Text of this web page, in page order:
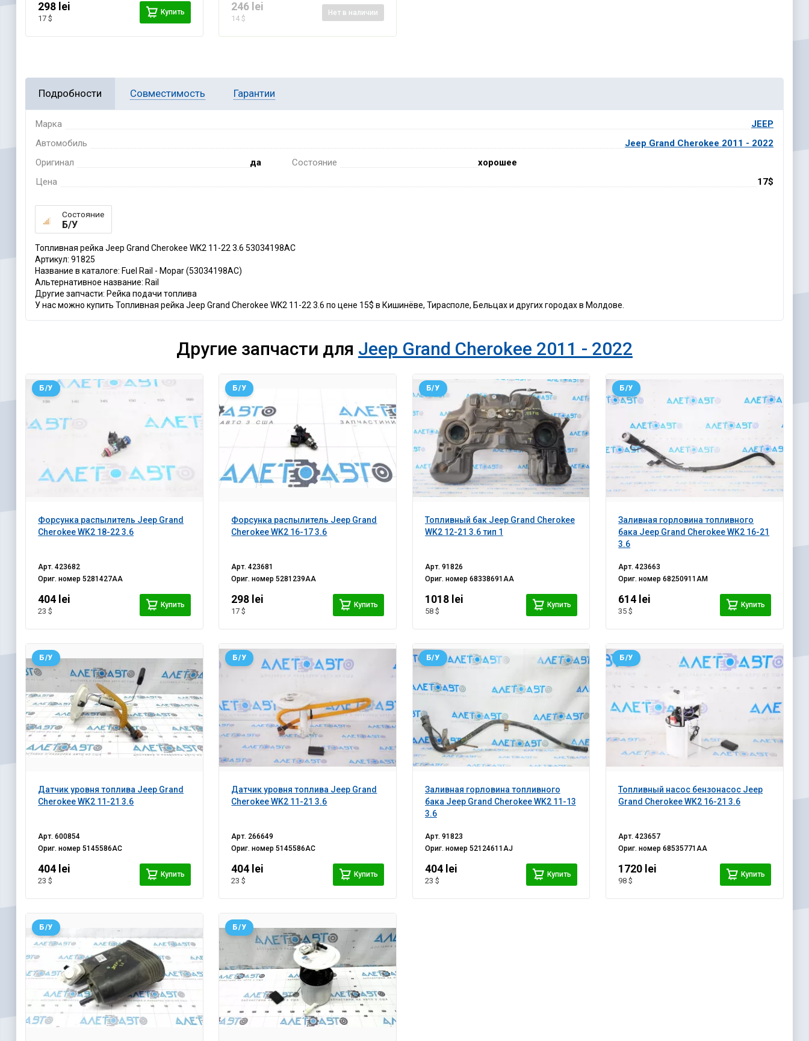
298 lei
17 $
Купить 246 lei
14 $
Нет в наличии
Подробности Совместимость Гарантии
Марка
JEEP
Автомобиль
Jeep Grand Cherokee 2011 - 2022
Оригинал
да Состояние
хорошее
Цена
17$
Состояние
Б/У
Топливная рейка Jeep Grand Cherokee WK2 11-22 3.6 53034198AC
Артикул: 91825
Название в каталоге: Fuel Rail - Mopar (53034198AC)
Альтернативное название: Rail
Другие запчасти: Рейка подачи топлива
У нас можно купить Топливная рейка Jeep Grand Cherokee WK2 11-22 3.6 по цене 15$ в Кишинёве, Тирасполе, Бельцах и других городах в Молдове.
Другие запчасти для Jeep Grand Cherokee 2011 - 2022
Форсунка распылитель Jeep Grand
Cherokee WK2 18-22 3.6
Б/У
Арт.423682
Ориг. номер5281427AA
404 lei
23 $
Купить
Форсунка распылитель Jeep Grand
Cherokee WK2 16-17 3.6
Б/У
Арт.423681
Ориг. номер5281239AA
298 lei
17 $
Купить
Топливный бак Jeep Grand Cherokee
WK2 12-21 3.6 тип 1
Б/У
Арт. 91826
Ориг. номер 68338691AA
1018 lei
58 $
Купить
Заливная горловина топливного
бака Jeep Grand Cherokee WK2 16-21
3.6
Б/У
Арт.423663
Ориг. номер68250911AM
614 lei
35 $
Купить
Датчик уровня топлива Jeep Grand
Cherokee WK2 11-21 3.6
Б/У
Арт.600854
Ориг. номер5145586AC
404 lei
23 $
Купить
Датчик уровня топлива Jeep Grand
Cherokee WK2 11-21 3.6
Б/У
Арт. 266649
Ориг. номер5145586AC
404 lei
23 $
Купить
Заливная горловина топливного
бака Jeep Grand Cherokee WK2 11-13
3.6
Б/У
Арт. 91823
Ориг. номер 52124611AJ
404 lei
23 $
Купить
Топливный насос бензонасос Jeep
Grand Cherokee WK2 16-21 3.6
Б/У
Арт.423657
Ориг. номер68535771AA
1720 lei
98 $
Купить
Б/У Б/У